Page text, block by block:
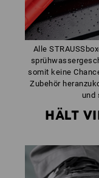
Alle
somit keine
Zubehör
und
HÄLT